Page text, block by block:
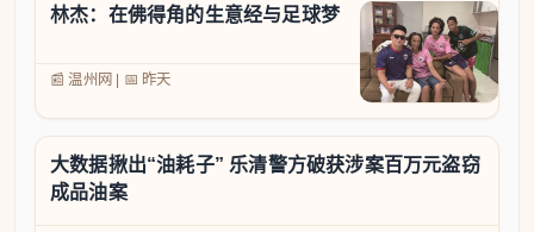
林杰：在佛得角的生意经与足球梦
📰 温州网 📅 昨天
大数据揪出“油耗子” 乐清警方破获涉案百万元盗窃
成品油案